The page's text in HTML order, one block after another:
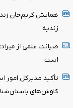
همایش کریم‌خان زند؛
زندیه
صیانت علمی از
است
تأکید مدیرکل امور
کاوش‌های